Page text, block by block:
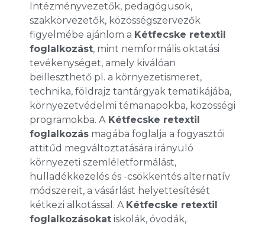
Intézményvezetők, pedagógusok,
szakkörvezetők, közösségszervezők
figyelmébe ajánlom a Kétfecske retextil
foglalkozást, mint nemformális oktatási
tevékenységet, amely kiválóan
beilleszthető pl. a környezetismeret,
technika, földrajz tantárgyak tematikájába,
környezetvédelmi témanapokba, közösségi
programokba. AKétfecske retextil
foglalkozás magába foglalja a fogyasztói
attitűd megváltoztatására irányuló
környezeti szemléletformálást,
hulladékkezelés és -csökkentés alternatív
módszereit, a vásárlást helyettesítését
kétkezi alkotással. A Kétfecske retextil
foglalkozásokat iskolák, óvodák,